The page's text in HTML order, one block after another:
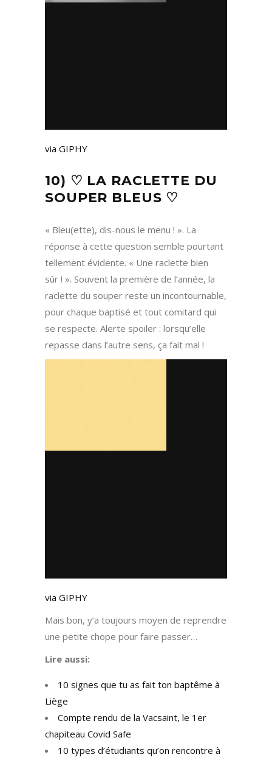
via GIPHY
10) ♡ LA RACLETTE DU
SOUPER BLEUS ♡
« Bleu(ette), dis-nous le menu ! ». La
réponse à cette question semble pourtant
tellement évidente. « Une raclette bien
sûr ! ». Souvent la première de l’année, la
raclette du souper reste un incontournable,
pour chaque baptisé et tout comitard qui
se respecte. Alerte spoiler : lorsqu’elle
repasse dans l’autre sens, ça fait mal !
via GIPHY
Mais bon, y’a toujours moyen de reprendre
une petite chope pour faire passer…
Lire aussi:
10 signes que tu as fait ton baptême à
Liège
Compte rendu de la Vacsaint, le 1er
chapiteau Covid Safe
10 types d’étudiants qu’on rencontre à